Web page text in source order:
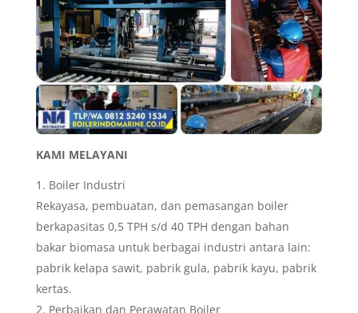
KAMI MELAYANI
Boiler Industri
Rekayasa, pembuatan, dan pemasangan boiler
berkapasitas 0,5 TPH s/d 40 TPH dengan bahan
bakar biomasa untuk berbagai industri antara lain:
pabrik kelapa sawit, pabrik gula, pabrik kayu, pabrik
kertas.
Perbaikan dan Perawatan Boiler